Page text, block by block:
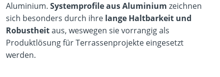
Aluminium. Systemprofile aus Aluminium zeichnen
sich besonders durch ihre lange Haltbarkeit und
Robustheitaus, weswegen sie vorrangig als
Produktlösung für Terrassenprojekte eingesetzt
werden.